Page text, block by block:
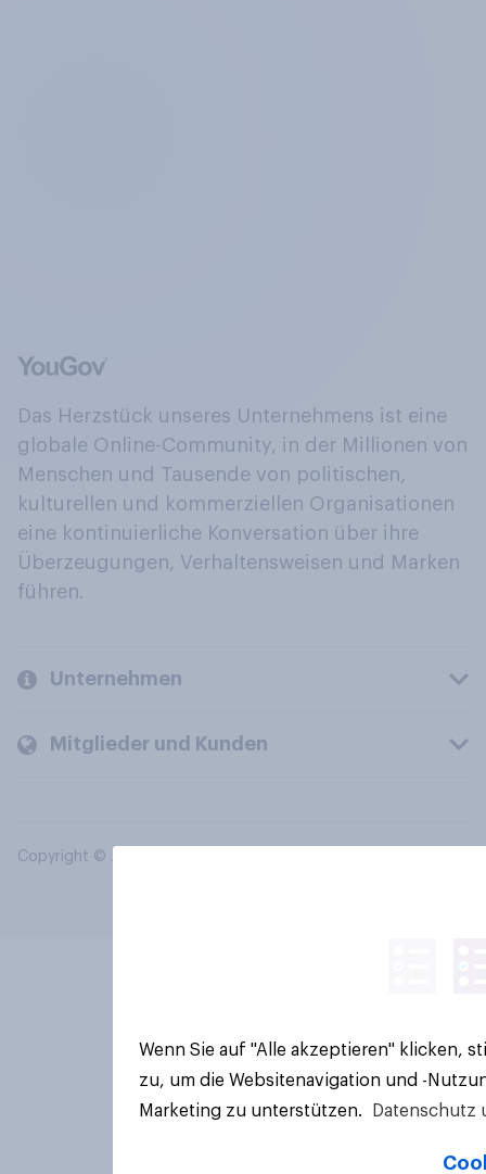
Das Herzstück unseres Unternehmens ist eine
globale Online-Community, in der Millionen von
Menschen und Tausende von politischen,
kulturellen und kommerziellen Organisationen
eine kontinuierliche Konversation über ihre
Überzeugungen, Verhaltensweisen und Marken
führen.
Unternehmen
Mitglieder und Kunden
Copyright © 2026 YouGov PLC. Alle Rechte vorbehalten.
Wenn Sie auf "Alle akzeptieren" klicken,
zu, um die Websitenavigation und -
Marketing zu unterstützen.
Datenschutz